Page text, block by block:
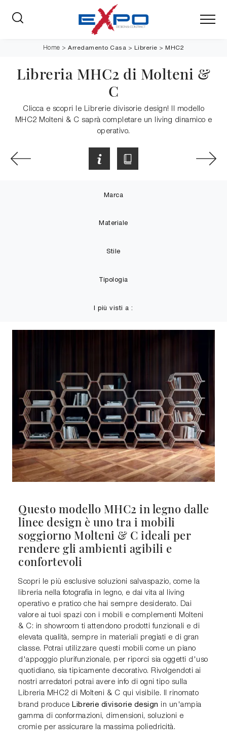
Home >Arredamento Casa > Librerie >MHC2
Libreria MHC2 di Molteni &
C
Clicca e scopri le Librerie divisorie design! Il modello
MHC2 Molteni & C saprà completare un living dinamico e
operativo.
Marca
Materiale
Stile
Tipologia
I più visti a :
Questo modello MHC2 in legno dalle
linee design è uno tra i mobili
soggiorno Molteni & C ideali per
rendere gli ambienti agibili e
confortevoli
Scopri le più esclusive soluzioni salvaspazio, come la
libreria nella fotografia in legno, e dai vita al living
operativo e pratico che hai sempre desiderato. Dai
valore ai tuoi spazi con i mobili e complementi Molteni
& C: in showroom ti attendono prodotti funzionali e di
elevata qualità, sempre in materiali pregiati e di gran
classe. Potrai utilizzare questi mobili come un piano
d'appoggio plurifunzionale, per riporci sia oggetti d'uso
quotidiano, sia tipicamente decorativo. Rivolgendoti ai
nostri arredatori potrai avere info di ogni tipo sulla
Libreria MHC2 di Molteni & C qui visibile. Il rinomato
brand produce Librerie divisorie design in un'ampia
gamma di conformazioni, dimensioni, soluzioni e
cromie per assicurare la massima poliedricità.